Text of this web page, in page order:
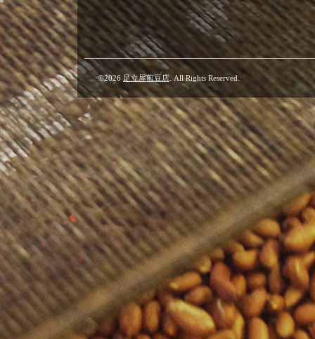
©2026 足立屋煎豆店 . All Rights Reserved.